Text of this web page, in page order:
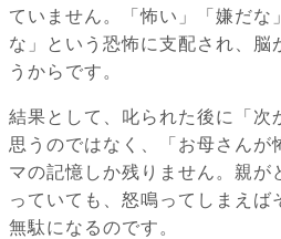
ていません。「怖い」「嫌だな
な」という恐怖に支配され、脳
うからです。
結果として、叱られた後に「次
思うのではなく、「お母さんが
マの記憶しか残りません。親が
っていても、怒鳴ってしまえば
無駄になるのです。